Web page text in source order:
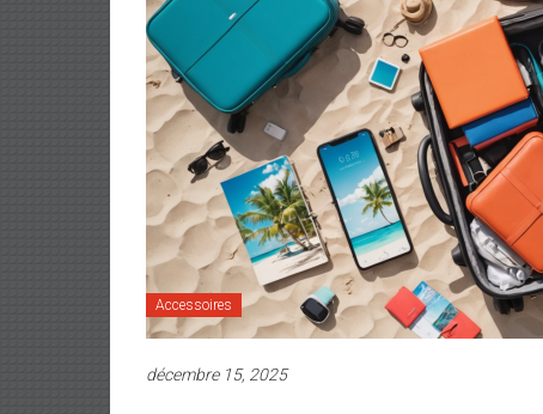
Accessoires
décembre 15, 2025